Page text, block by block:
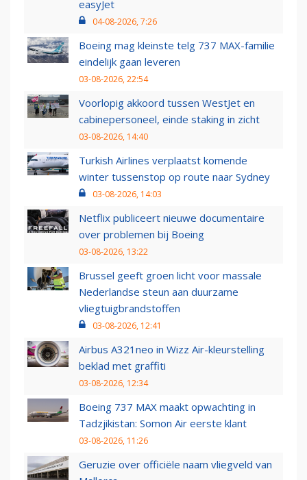
easyJet
04-08-2026, 7:26
Boeing mag kleinste telg 737 MAX-familie
eindelijk gaan leveren
03-08-2026, 22:54
Voorlopig akkoord tussen WestJet en
cabinepersoneel, einde staking in zicht
03-08-2026, 14:40
Turkish Airlines verplaatst komende
winter tussenstop op route naar Sydney
03-08-2026, 14:03
Netflix publiceert nieuwe documentaire
over problemen bij Boeing
03-08-2026, 13:22
Brussel geeft groen licht voor massale
Nederlandse steun aan duurzame
vliegtuigbrandstoffen
03-08-2026, 12:41
Airbus A321neo in Wizz Air-kleurstelling
beklad met graffiti
03-08-2026, 12:34
Boeing 737 MAX maakt opwachting in
Tadzjikistan: Somon Air eerste klant
03-08-2026, 11:26
Geruzie over officiële naam vliegveld van